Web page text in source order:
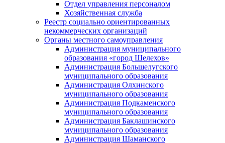
Отдел управления персоналом
Хозяйственная служба
Реестр социально ориентированных
некоммерческих организаций
Органы местного самоуправления
Администрация муниципального
образования «город Шелехов»
Администрация Большелугского
муниципального образования
Администрация Олхинского
муниципального образования
Администрация Подкаменского
муниципального образования
Администрация Баклашинского
муниципального образования
Администрация Шаманского